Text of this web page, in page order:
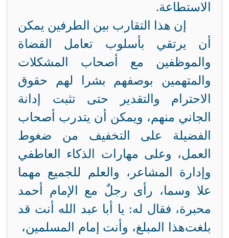
الاستطاعة.
إن هذا التقارب بين الطرفين يمكن
أن يرتقي بأسلوب تعامل القضاة
والموظفين مع أصحاب المشكلات
والمتهمين بوصفهم بشرا لهم حقوق
الاحترام والتقدير حتى تثبت إدانة
الجاني منهم، ويمكن أن يتدرب أصحاب
الفضيلة على التخفيف من ضغوط
العمل، وعلى مهارات الذكاء العاطفي
وإدارة المشاعر، والعلم للجميع مهما
علا وسما، رأى رجلٌ مع الإمام أحمد
محبرة، فقال له: يا أبا عبد الله أنت قد
بلغتهذا المبلغ، وأنت إمام المسلمين،